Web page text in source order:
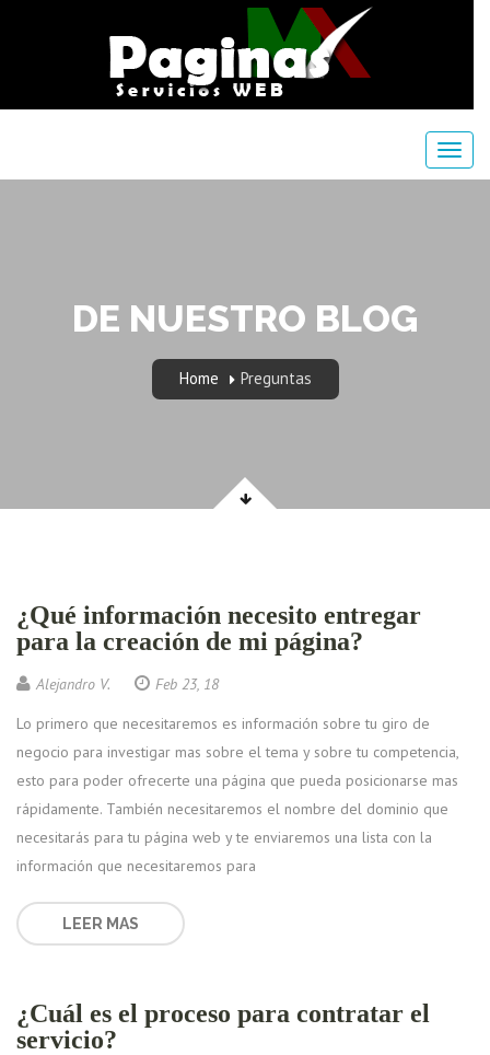
DE NUESTRO BLOG
Home Preguntas
¿Qué información necesito entregar
para la creación de mi página?
Alejandro V.
Feb 23, 18
Lo primero que necesitaremos es información sobre tu giro de
negocio para investigar mas sobre el tema y sobre tu competencia,
esto para poder ofrecerte una página que pueda posicionarse mas
rápidamente. También necesitaremos el nombre del dominio que
necesitarás para tu página web y te enviaremos una lista con la
información que necesitaremos para
LEER MAS
¿Cuál es el proceso para contratar el
servicio?